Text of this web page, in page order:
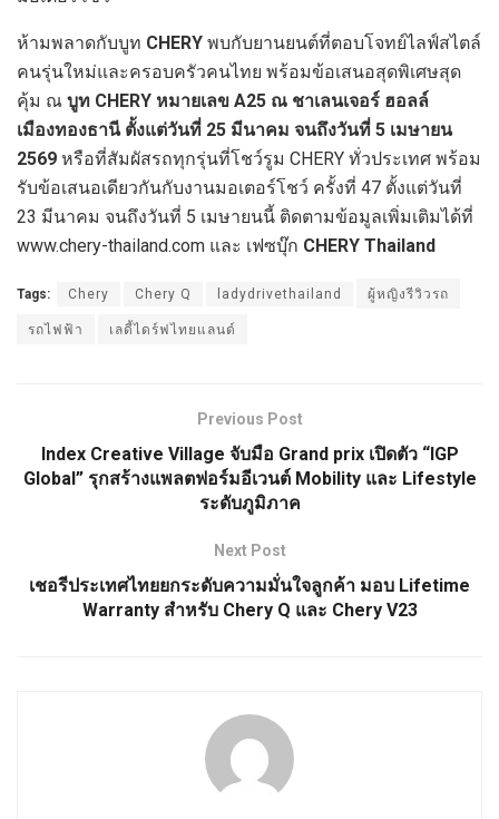
ห้ามพลาดกับบูท CHERY พบกับยานยนต์ที่ตอบโจทย์ไลฟ์สไตล์
คนรุ่นใหม่และครอบครัวคนไทย พร้อมข้อเสนอสุดพิเศษสุด
คุ้ม ณ บูท CHERY หมายเลข A25 ณ ชาเลนเจอร์ ฮอลล์
เมืองทองธานี ตั้งแต่วันที่ 25 มีนาคม จนถึงวันที่ 5 เมษายน
2569 หรือที่สัมผัสรถทุกรุ่นที่โชว์รูม CHERY ทั่วประเทศ พร้อม
รับข้อเสนอเดียวกันกับงานมอเตอร์โชว์ ครั้งที่ 47 ตั้งแต่วันที่
23 มีนาคม จนถึงวันที่ 5 เมษายนนี้ ติดตามข้อมูลเพิ่มเติมได้ที่
www.chery-thailand.com และ เฟซบุ๊ก CHERY Thailand
Tags: Chery Chery Q ladydrivethailand ผู้หญิงรีวิวรถ
รถไฟฟ้า เลดี้ไดร์ฟไทยแลนด์
Previous Post
Index Creative Village จับมือ Grand prix เปิดตัว “IGP
Global” รุกสร้างแพลตฟอร์มอีเวนต์ Mobility และ Lifestyle
ระดับภูมิภาค
Next Post
เชอรีประเทศไทยยกระดับความมั่นใจลูกค้า มอบ Lifetime
Warranty สำหรับ Chery Q และ Chery V23